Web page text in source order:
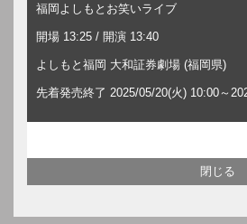
福岡よしもとお笑いライブ
開場 13:25 / 開演 13:40
よしもと福岡 大和証券劇場 (福岡県)
先着発売終了 2025/05/20(火) 10:00～